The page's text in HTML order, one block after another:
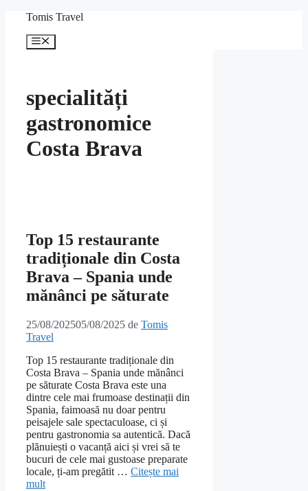
conținut
Tomis Travel
Meniu
specialități
gastronomice
Costa Brava
Top 15 restaurante
tradiționale din Costa
Brava – Spania unde
mănânci pe săturate
25/08/202505/08/2025 de Tomis
Travel
Top 15 restaurante tradiționale din
Costa Brava – Spania unde mănânci
pe săturate Costa Brava este una
dintre cele mai frumoase destinații din
Spania, faimoasă nu doar pentru
peisajele sale spectaculoase, ci și
pentru gastronomia sa autentică. Dacă
plănuiești o vacanță aici și vrei să te
bucuri de cele mai gustoase preparate
locale, ți-am pregătit … Citește mai
mult